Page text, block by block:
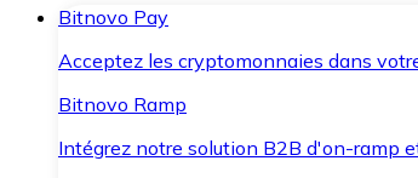
Bitnovo Pay
Acceptez les cryptomonnaies dans
Bitnovo Ramp
Intégrez notre solution B2B d'on-ramp